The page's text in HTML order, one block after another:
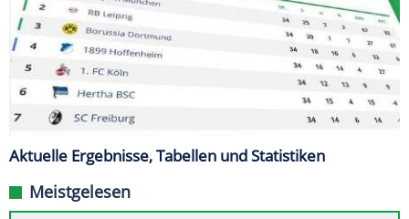
Aktuelle Ergebnisse, Tabellen und Statistiken
Meistgelesen